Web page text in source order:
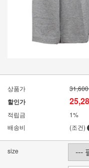
상품가
할인가
적립금
1%
배송비
(조건)
size